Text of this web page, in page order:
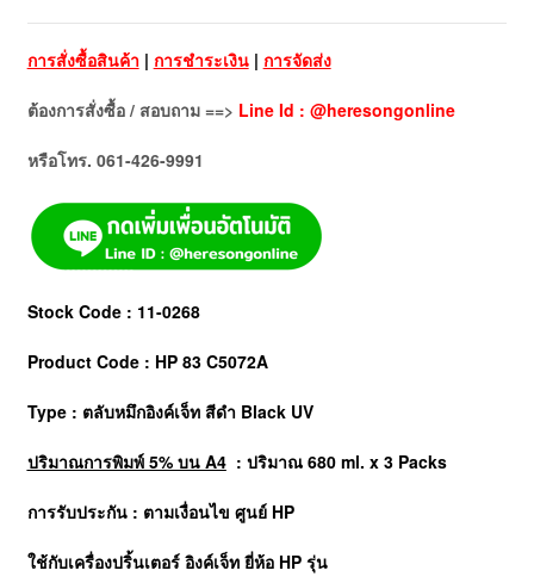
การสั่งซื้อสินค้า | การชำระเงิน| การจัดส่ง
ต้องการสั่งซื้อ / สอบถาม ==> Line Id : @heresongonline
หรือโทร. 061-426-9991
Stock Code : 11-0268
Product Code : HP 83 C5072A
Type : ตลับหมึกอิงค์เจ็ท สีดำ Black UV
ปริมาณการพิมพ์ 5% บน A4: ปริมาณ 680 ml. x 3 Packs
การรับประกัน : ตามเงื่อนไข ศูนย์ HP
ใช้กับเครื่องปริ้นเตอร์ อิงค์เจ็ท ยี่ห้อ HPรุ่น